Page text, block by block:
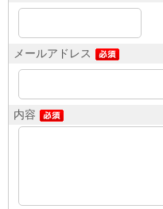
メールアドレス
内容